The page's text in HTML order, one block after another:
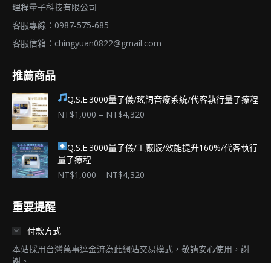
理程量子科技有限公司
客服專線：0987-575-685
客服信箱： chingyuan0822@gmail.com
推薦商品
Q.S.E.3000量子儀/瑤詞音療系統/代客執行量子療程
NT$1,000 – NT$4,320
圍：
Q.S.E.3000量子儀/工廠版/效能提升160%/代客執行
量子療程
NT$1,000 – NT$4,320
NT$4,320
重要提醒
付款方式
本站採用台灣萬事達金流為此網站交易模式，敬請安心使用，謝